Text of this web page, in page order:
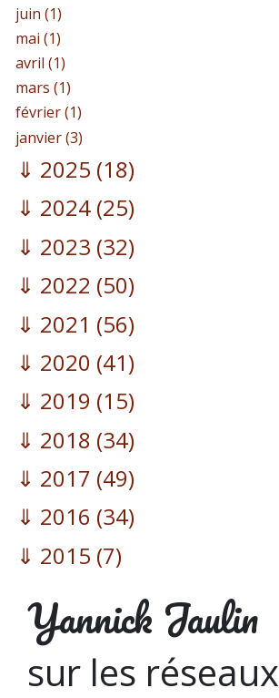
juin (1)
mai (1)
avril (1)
mars (1)
février (1)
janvier (3)
2025 (18)
2024 (25)
2023 (32)
2022 (50)
2021 (56)
2020 (41)
2019 (15)
2018 (34)
2017 (49)
2016 (34)
2015 (7)
Yannick Jaulin
sur les réseaux